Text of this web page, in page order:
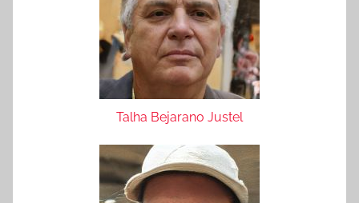
Talha Bejarano Justel